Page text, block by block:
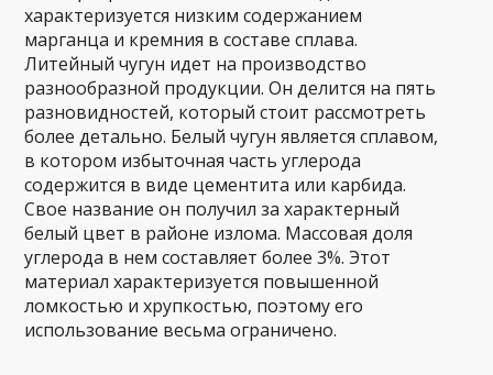
характеризуется низким содержанием
марганца и кремния в составе сплава.
Литейный чугун идет на производство
разнообразной продукции. Он делится на пять
разновидностей, который стоит рассмотреть
более детально. Белый чугун является сплавом,
в котором избыточная часть углерода
содержится в виде цементита или карбида.
Свое название он получил за характерный
белый цвет в районе излома. Массовая доля
углерода в нем составляет более 3%. Этот
материал характеризуется повышенной
ломкостью и хрупкостью, поэтому его
использование весьма ограничено.